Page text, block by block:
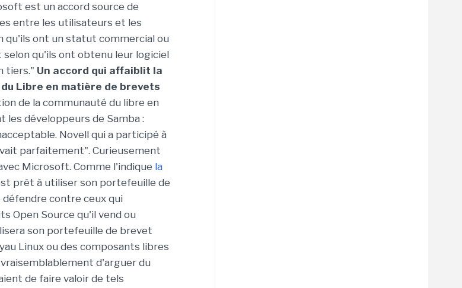
est un accord source de
entre les utilisateurs et les
qu'ils ont un statut commercial ou
qu'ils ont obtenu leur logiciel
tiers." Un accord qui affaiblit la
Libre en matière de brevets
de la communauté du libre en
développeurs de Samba :
Novell qui a participé à
parfaitement". Curieusement
Microsoft. Comme l'indique la
prêt à utiliser son portefeuille de
contre ceux qui
Open Source qu'il vend ou
son portefeuille de brevet
Linux ou des composants libres
d'arguer du
de faire valoir de tels